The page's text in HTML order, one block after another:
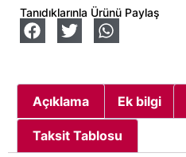
Tanıdıklarınla Ürünü Paylaş
Açıklama Ek bilgi
Taksit Tablosu